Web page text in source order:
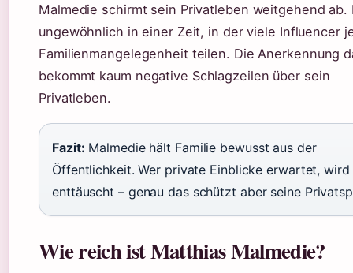
Malmedie schirmt sein Privatleben weitgehend ab.
ungewöhnlich in einer Zeit, in der viele Influencer
Familienmangelegenheit teilen. Die Anerkennung
bekommt kaum negative Schlagzeilen über sein
Privatleben.
Fazit: Malmedie hält Familie bewusst aus der
Öffentlichkeit. Wer private Einblicke erwartet, wird
enttäuscht – genau das schützt aber seine
Wie reich ist Matthias Malmedie?